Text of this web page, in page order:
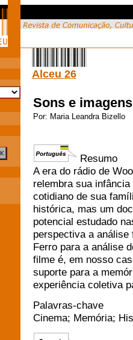
Alceu 26
Sons e
Por: Maria Leandra Bizello
Resumo
A era do rádio de
relembra sua
cotidiano de sua
histórica, mas um
potencial estudado
perspectiva a
Ferro para a análise
filme é, em nosso
suporte para a
experiência coletiva
Palavras-chave
Cinema; Memória;